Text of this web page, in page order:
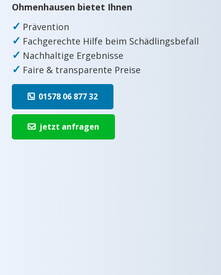
Ohmenhausen bietet Ihnen
✓ Prävention
✓ Fachgerechte Hilfe beim Schädlingsbefall
✓ Nachhaltige Ergebnisse
✓ Faire & transparente Preise
01578 06 877 32
jetzt anfragen